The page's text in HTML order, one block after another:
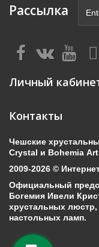
Рассылка
Личный
Контакты
Чешские
Crystal и Bohemia
2009-2026 ©
Официальный
Богемия Ивели
хрустальных
настольных ламп.